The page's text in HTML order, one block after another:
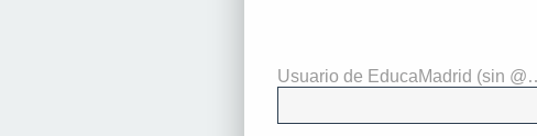
Identificarse
Usuario de EducaMadrid (sin